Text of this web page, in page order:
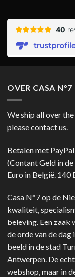
OVER CASA N°7
We ship all over
please contact us.
Betalen met
(Contant Geld in
Euro in België. 140
Casa N°7 op de
kwaliteit,
beleving. Een zaak
de orde van de dag
beeld in de stad
Antwerpen. De
webshop, maar in